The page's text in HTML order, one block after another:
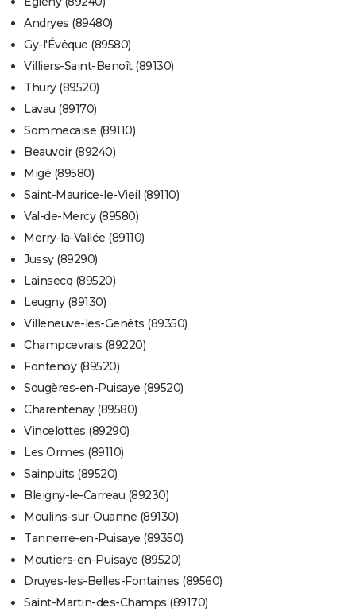
Andryes (89480)
Gy-l'Évêque (89580)
Villiers-Saint-Benoît (89130)
Thury (89520)
Lavau (89170)
Sommecaise (89110)
Beauvoir (89240)
Migé (89580)
Saint-Maurice-le-Vieil (89110)
Val-de-Mercy (89580)
Merry-la-Vallée (89110)
Jussy (89290)
Lainsecq (89520)
Leugny (89130)
Villeneuve-les-Genêts (89350)
Champcevrais (89220)
Fontenoy (89520)
Sougères-en-Puisaye (89520)
Charentenay (89580)
Vincelottes (89290)
Les Ormes (89110)
Sainpuits (89520)
Bleigny-le-Carreau (89230)
Moulins-sur-Ouanne (89130)
Tannerre-en-Puisaye (89350)
Moutiers-en-Puisaye (89520)
Druyes-les-Belles-Fontaines (89560)
Saint-Martin-des-Champs (89170)